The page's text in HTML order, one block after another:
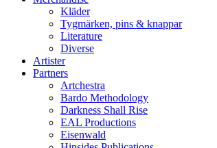
Kläder
Tygmärken, pins & knappar
Literature
Diverse
Artister
Partners
Artchestra
Bardo Methodology
Darkness Shall Rise
EAL Productions
Eisenwald